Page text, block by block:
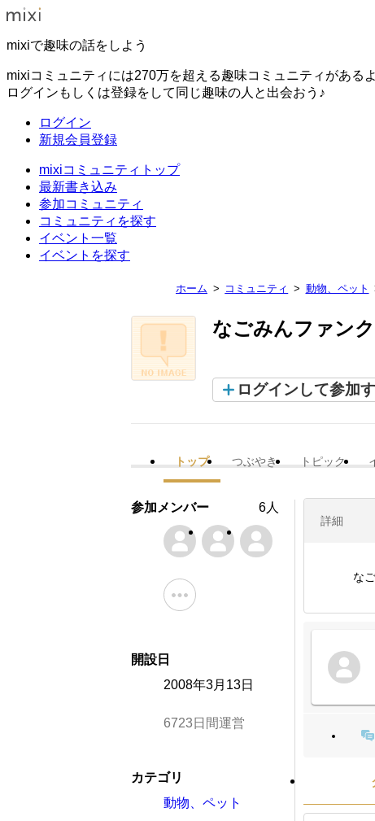
mixiで趣味の話をしよう
mixiコミュニティには270万を超える趣味コミュニティがあるよ
ログインもしくは登録をして同じ趣味の人と出会おう♪
ログイン
新規会員登録
mixiコミュニティトップ
最新書き込み
参加コミュニティ
コミュニティを探す
イベント一覧
イベントを探す
ホーム コミュニティ 動物、ペット
なごみんファン
ログインして参加
トップ つぶやき トピック
詳細
な
参加メンバー 6人
開設日
2008年3月13日
6723日間運営
カテゴリ
動物、ペット